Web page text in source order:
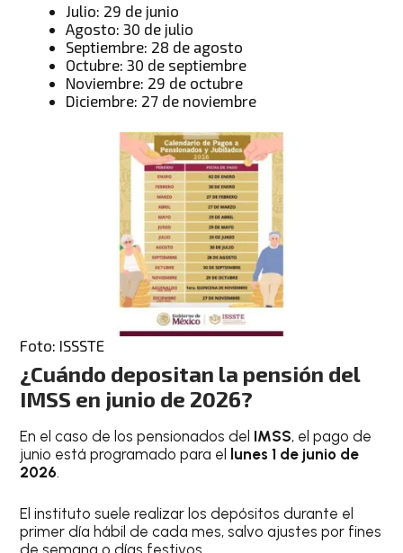
Julio: 29 de junio
Agosto: 30 de julio
Septiembre: 28 de agosto
Octubre: 30 de septiembre
Noviembre: 29 de octubre
Diciembre: 27 de noviembre
Foto: ISSSTE
¿Cuándo depositan la pensión del
IMSS en junio de 2026?
En el caso de los pensionados del IMSS, el pago de
junio está programado para el
lunes 1 de junio de
2026.
El instituto suele realizar los depósitos durante el
primer día hábil de cada mes, salvo ajustes por fines
de semana o días festivos.